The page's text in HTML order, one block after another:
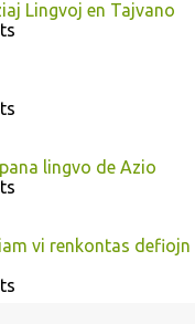
Lingvoj en Tajvano
lingvo de Azio
vi renkontas defiojn